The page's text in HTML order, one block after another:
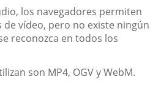
los navegadores permiten
vídeo, pero no existe ningún
reconozca en todos los
son MP4, OGV y WebM.